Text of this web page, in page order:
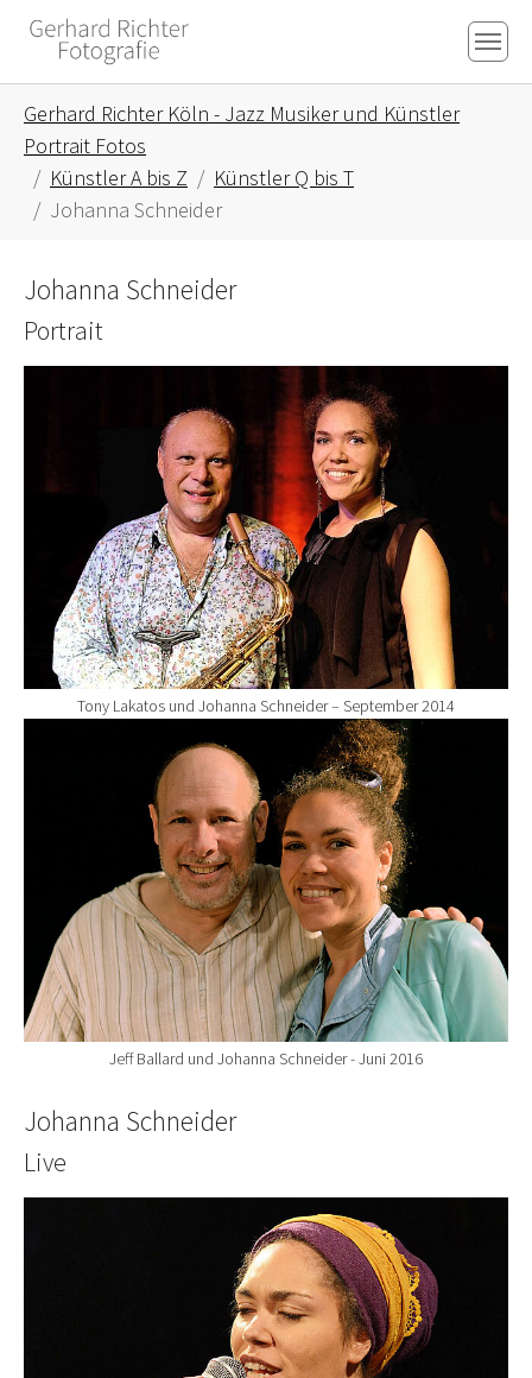
Skip to main content
Skip to page footer
Gerhard Richter Köln - Jazz Musiker und Künstler
Portrait Fotos
Künstler A bis Z
Künstler Q bis T
Johanna Schneider
Johanna Schneider
Portrait
Tony Lakatos und Johanna Schneider – September 2014
Jeff Ballard und Johanna Schneider - Juni 2016
Johanna Schneider
Live